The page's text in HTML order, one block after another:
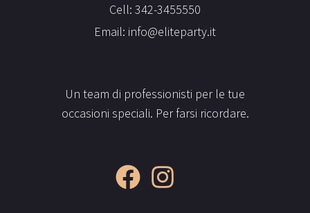
Cell: 342-3455550
Email: info@eliteparty.it
Un team di professionisti per le tue
occasioni speciali. Per farsi ricordare.